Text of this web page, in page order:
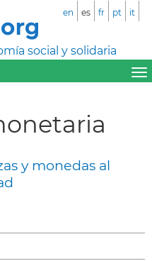
social y solidaria
en es fr pt it
y monedas al